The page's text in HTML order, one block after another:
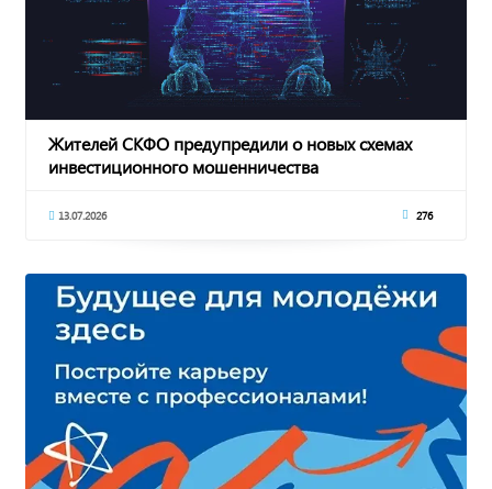
Жителей СКФО предупредили о новых схемах
инвестиционного мошенничества
13.07.2026 276